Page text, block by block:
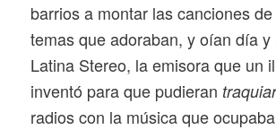
barrios a montar las canciones
temas que adoraban, y oían día y
Latina Stereo, la emisora que un
inventó para que pudieran traquiar
radios con la música que